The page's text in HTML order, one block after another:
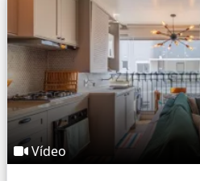
Vídeo